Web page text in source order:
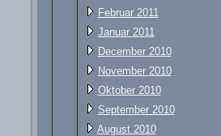
Februar 2011
Januar 2011
December 2010
November 2010
Oktober 2010
September 2010
August 2010